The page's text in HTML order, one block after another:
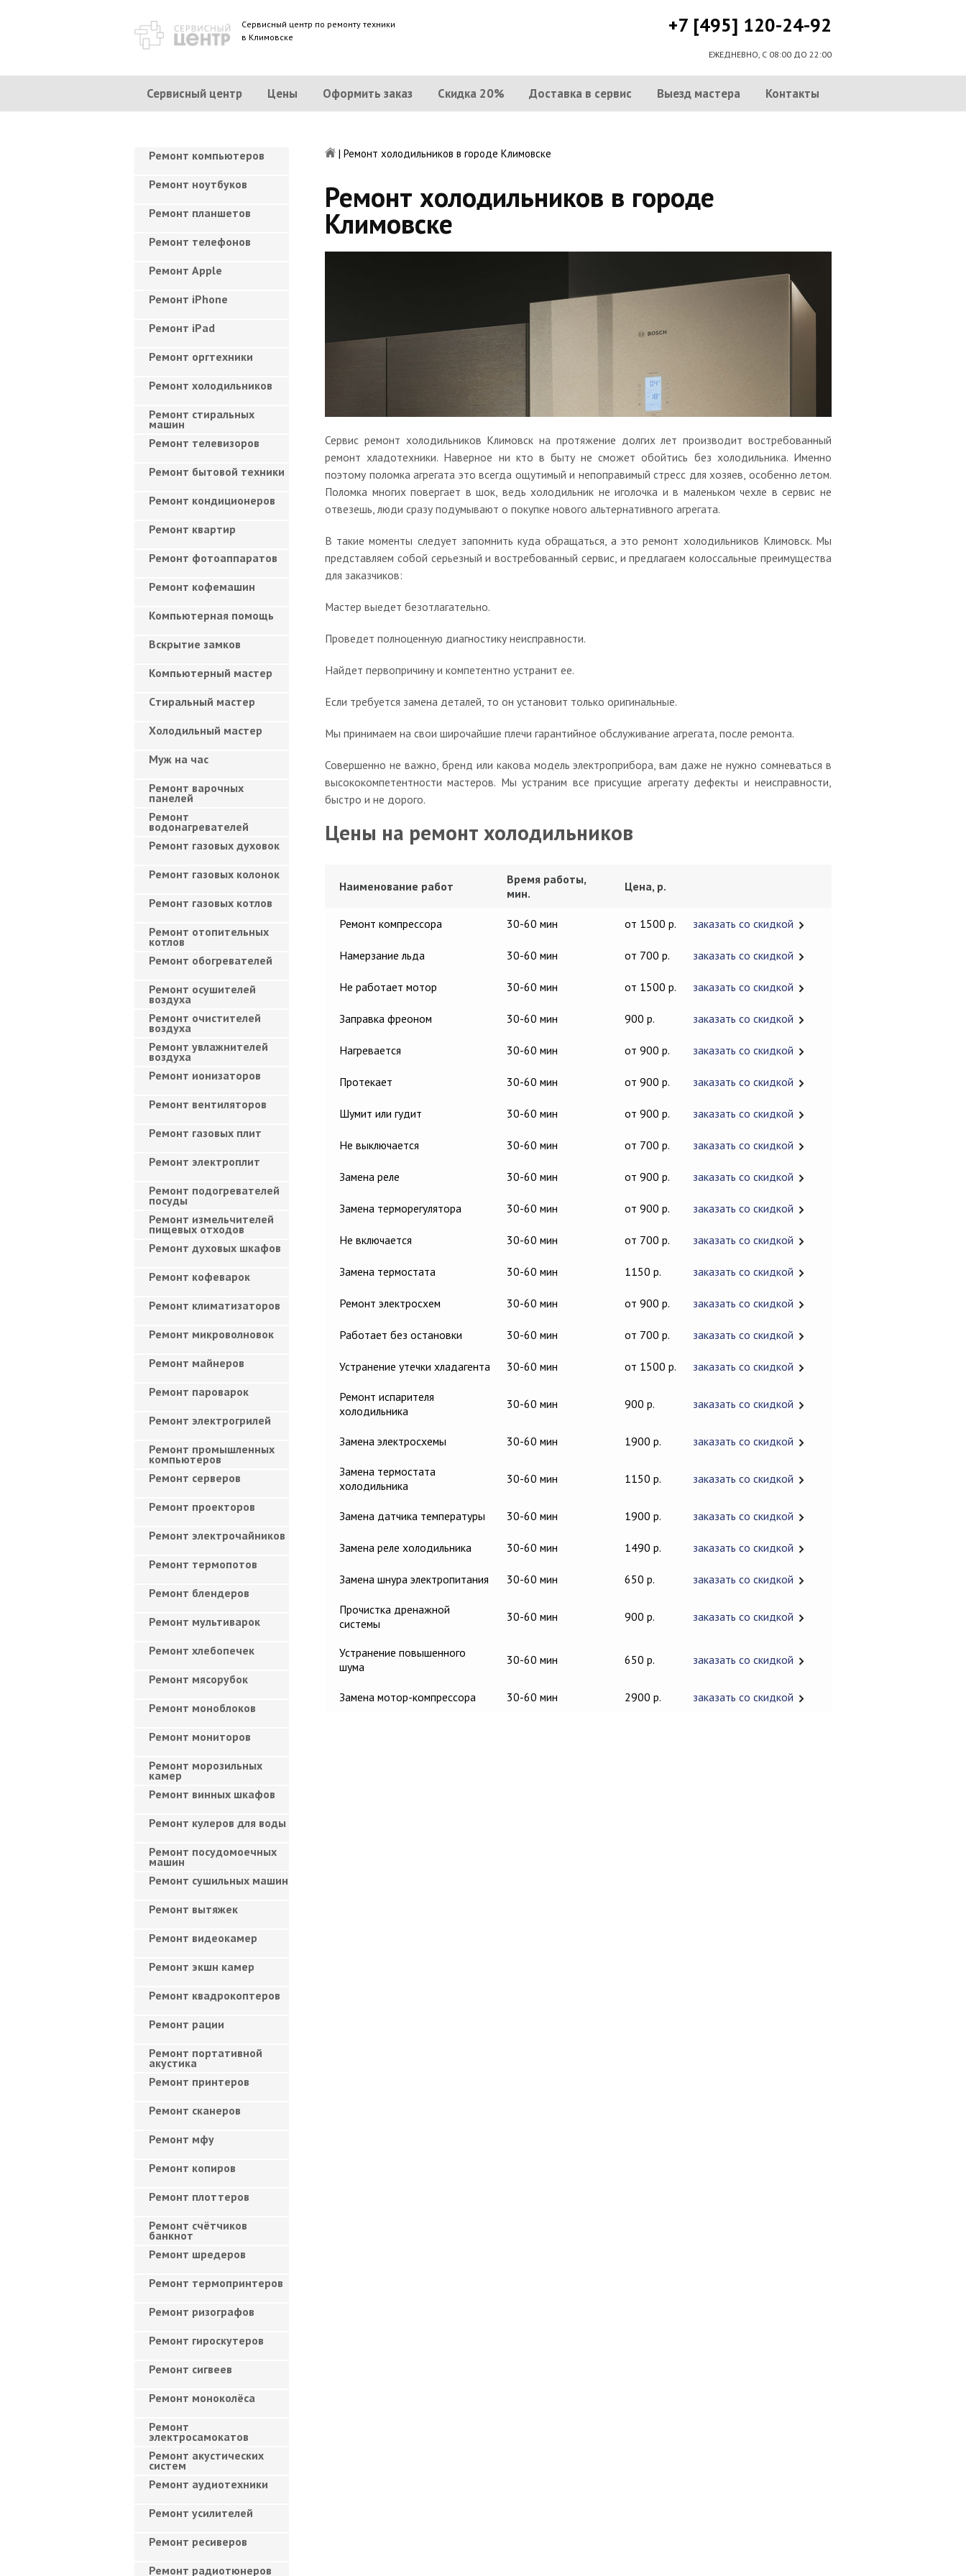
Сервисный центр по ремонту техники
в Климовске
+7 [495] 120-24-92
ЕЖЕДНЕВНО, С 08:00 ДО 22:00
Сервисный центр Цены Оформить заказ Скидка 20% Доставка в сервис Выезд мастера Контакты
| Ремонт холодильников в городе Климовске
Ремонт холодильников в городе
Климовске
Сервис ремонт холодильников Климовск на протяжение долгих лет производит востребованный
ремонт хладотехники. Наверное ни кто в быту не сможет обойтись без холодильника. Именно
поэтому поломка агрегата это всегда ощутимый и непоправимый стресс для хозяев, особенно летом.
Поломка многих повергает в шок, ведь холодильник не иголочка и в маленьком чехле в сервис не
отвезешь, люди сразу подумывают о покупке нового альтернативного агрегата.
В такие моменты следует запомнить куда обращаться, а это ремонт холодильников Климовск. Мы
представляем собой серьезный и востребованный сервис, и предлагаем колоссальные преимущества
для заказчиков:
Мастер выедет безотлагательно.
Проведет полноценную диагностику неисправности.
Найдет первопричину и компетентно устранит ее.
Если требуется замена деталей, то он установит только оригинальные.
Мы принимаем на свои широчайшие плечи гарантийное обслуживание агрегата, после ремонта.
Совершенно не важно, бренд или какова модель электроприбора, вам даже не нужно сомневаться в
высококомпетентности мастеров. Мы устраним все присущие агрегату дефекты и неисправности,
быстро и не дорого.
Цены на ремонт холодильников
Наименование работ
Время работы,
мин.
Цена, р.
Ремонт компрессора 30-60 мин от 1500 р. заказать со скидкой
Намерзание льда 30-60 мин от 700 р. заказать со скидкой
Не работает мотор 30-60 мин от 1500 р. заказать со скидкой
Заправка фреоном 30-60 мин 900 р. заказать со скидкой
Нагревается 30-60 мин от 900 р. заказать со скидкой
Протекает 30-60 мин от 900 р. заказать со скидкой
Шумит или гудит 30-60 мин от 900 р. заказать со скидкой
Не выключается 30-60 мин от 700 р. заказать со скидкой
Замена реле 30-60 мин от 900 р. заказать со скидкой
Замена терморегулятора 30-60 мин от 900 р. заказать со скидкой
Не включается 30-60 мин от 700 р. заказать со скидкой
Замена термостата 30-60 мин 1150 р. заказать со скидкой
Ремонт электросхем 30-60 мин от 900 р. заказать со скидкой
Работает без остановки 30-60 мин от 700 р. заказать со скидкой
Устранение утечки хладагента 30-60 мин от 1500 р. заказать со скидкой
Ремонт испарителя
холодильника
30-60 мин 900 р. заказать со скидкой
Замена электросхемы 30-60 мин 1900 р. заказать со скидкой
Замена термостата
холодильника
30-60 мин 1150 р. заказать со скидкой
Замена датчика температуры 30-60 мин 1900 р. заказать со скидкой
Замена реле холодильника 30-60 мин 1490 р. заказать со скидкой
Замена шнура электропитания 30-60 мин 650 р. заказать со скидкой
Прочистка дренажной
системы
30-60 мин 900 р. заказать со скидкой
Устранение повышенного
шума
30-60 мин 650 р. заказать со скидкой
Замена мотор-компрессора 30-60 мин 2900 р. заказать со скидкой
Ремонт компьютеров
Ремонт ноутбуков
Ремонт планшетов
Ремонт телефонов
Ремонт Apple
Ремонт iPhone
Ремонт iPad
Ремонт оргтехники
Ремонт холодильников
Ремонт стиральных
машин
Ремонт телевизоров
Ремонт бытовой техники
Ремонт кондиционеров
Ремонт квартир
Ремонт фотоаппаратов
Ремонт кофемашин
Компьютерная помощь
Вскрытие замков
Компьютерный мастер
Cтиральный мастер
Холодильный мастер
Муж на час
Ремонт варочных
панелей
Ремонт
водонагревателей
Ремонт газовых духовок
Ремонт газовых колонок
Ремонт газовых котлов
Ремонт отопительных
котлов
Ремонт обогревателей
Ремонт осушителей
воздуха
Ремонт очистителей
воздуха
Ремонт увлажнителей
воздуха
Ремонт ионизаторов
Ремонт вентиляторов
Ремонт газовых плит
Ремонт электроплит
Ремонт подогревателей
посуды
Ремонт измельчителей
пищевых отходов
Ремонт духовых шкафов
Ремонт кофеварок
Ремонт климатизаторов
Ремонт микроволновок
Ремонт майнеров
Ремонт пароварок
Ремонт электрогрилей
Ремонт промышленных
компьютеров
Ремонт серверов
Ремонт проекторов
Ремонт электрочайников
Ремонт термопотов
Ремонт блендеров
Ремонт мультиварок
Ремонт хлебопечек
Ремонт мясорубок
Ремонт моноблоков
Ремонт мониторов
Ремонт морозильных
камер
Ремонт винных шкафов
Ремонт кулеров для воды
Ремонт посудомоечных
машин
Ремонт сушильных машин
Ремонт вытяжек
Ремонт видеокамер
Ремонт экшн камер
Ремонт квадрокоптеров
Ремонт рации
Ремонт портативной
акустика
Ремонт принтеров
Ремонт сканеров
Ремонт мфу
Ремонт копиров
Ремонт плоттеров
Ремонт счётчиков
банкнот
Ремонт шредеров
Ремонт термопринтеров
Ремонт ризографов
Ремонт гироскутеров
Ремонт сигвеев
Ремонт моноколёса
Ремонт
электросамокатов
Ремонт акустических
систем
Ремонт аудиотехники
Ремонт усилителей
Ремонт ресиверов
Ремонт радиотюнеров